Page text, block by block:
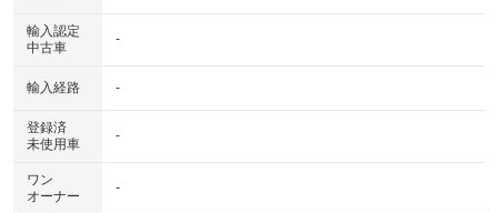
輸入認定
中古車
-
輸入経路 -
登録済
未使用車
-
ワン
オーナー
-